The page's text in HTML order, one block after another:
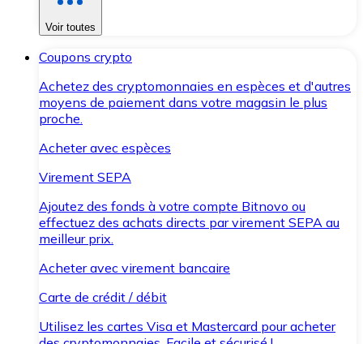
Voir toutes
Coupons crypto
Achetez des cryptomonnaies en espèces et d'autres
moyens de paiement dans votre magasin le plus
proche.
Acheter avec espèces
Virement SEPA
Ajoutez des fonds à votre compte Bitnovo ou
effectuez des achats directs par virement SEPA au
meilleur prix.
Acheter avec virement bancaire
Carte de crédit / débit
Utilisez les cartes Visa et Mastercard pour acheter